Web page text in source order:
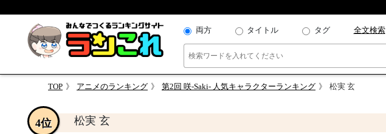
両方 タイトル タグ 全文検索
TOP アニメのランキング 第2回 咲-Saki- 人気キャラクターランキング 松実 玄
松実 玄
4位